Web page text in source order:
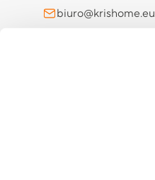
biuro@krishome.eu